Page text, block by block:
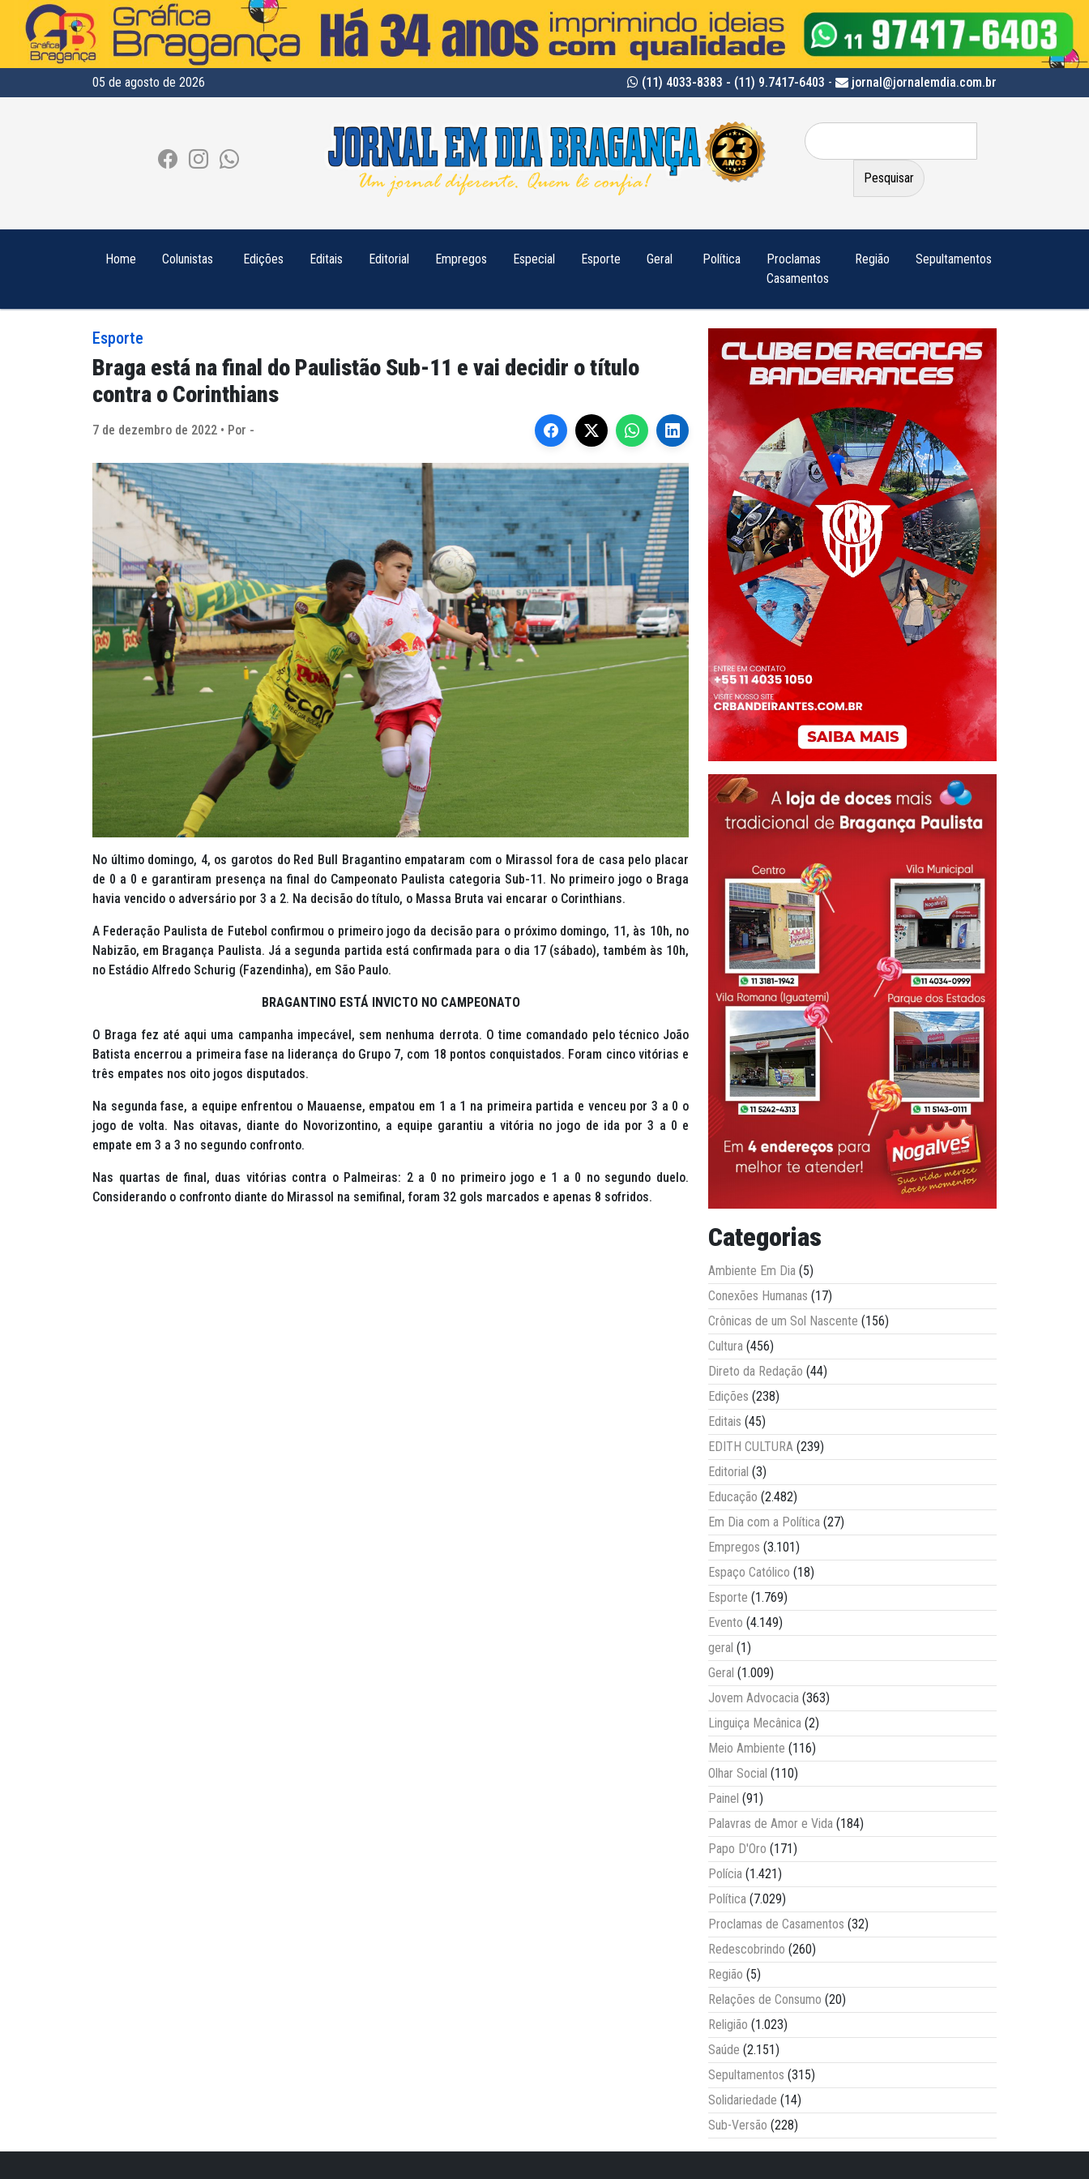
05 de agosto de 2026 (11) 4033-8383 - (11) 9.7417-6403 - jornal@jornalemdia.com.br
Pesquisar
por:
Home Colunistas Edições Editais Editorial Empregos Especial Esporte Geral Política
Proclamas
Casamentos
Região Sepultamentos
Esporte
Braga está na final do Paulistão Sub-11 e vai decidir o título
contra o Corinthians
7 de dezembro de 2022 • Por -
No último domingo, 4, os garotos do Red Bull Bragantino empataram com o Mirassol fora de casa pelo placar
de 0 a 0 e garantiram presença na final do Campeonato Paulista categoria Sub-11. No primeiro jogo o Braga
havia vencido o adversário por 3 a 2. Na decisão do título, o Massa Bruta vai encarar o Corinthians.
A Federação Paulista de Futebol confirmou o primeiro jogo da decisão para o próximo domingo, 11, às 10h, no
Nabizão, em Bragança Paulista. Já a segunda partida está confirmada para o dia 17 (sábado), também às 10h,
no Estádio Alfredo Schurig (Fazendinha), em São Paulo.
BRAGANTINO ESTÁ INVICTO NO CAMPEONATO
O Braga fez até aqui uma campanha impecável, sem nenhuma derrota. O time comandado pelo técnico João
Batista encerrou a primeira fase na liderança do Grupo 7, com 18 pontos conquistados. Foram cinco vitórias e
três empates nos oito jogos disputados.
Na segunda fase, a equipe enfrentou o Mauaense, empatou em 1 a 1 na primeira partida e venceu por 3 a 0 o
jogo de volta. Nas oitavas, diante do Novorizontino, a equipe garantiu a vitória no jogo de ida por 3 a 0 e
empate em 3 a 3 no segundo confronto.
Nas quartas de final, duas vitórias contra o Palmeiras: 2 a 0 no primeiro jogo e 1 a 0 no segundo duelo.
Considerando o confronto diante do Mirassol na semifinal, foram 32 gols marcados e apenas 8 sofridos.
Categorias
Ambiente Em Dia (5)
Conexões Humanas (17)
Crônicas de um Sol Nascente (156)
Cultura (456)
Direto da Redação (44)
Edições (238)
Editais (45)
EDITH CULTURA (239)
Editorial (3)
Educação (2.482)
Em Dia com a Política (27)
Empregos (3.101)
Espaço Católico (18)
Esporte (1.769)
Evento (4.149)
geral (1)
Geral (1.009)
Jovem Advocacia (363)
Linguiça Mecânica (2)
Meio Ambiente (116)
Olhar Social (110)
Painel (91)
Palavras de Amor e Vida (184)
Papo D'Oro (171)
Polícia (1.421)
Política (7.029)
Proclamas de Casamentos (32)
Redescobrindo (260)
Região (5)
Relações de Consumo (20)
Religião (1.023)
Saúde (2.151)
Sepultamentos (315)
Solidariedade (14)
Sub-Versão (228)